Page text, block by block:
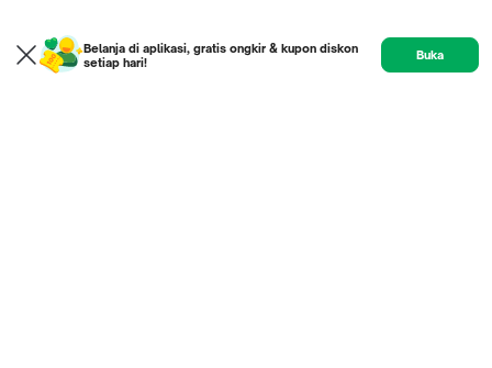
Belanja di aplikasi, gratis ongkir & kupon diskon
setiap hari!
Buka